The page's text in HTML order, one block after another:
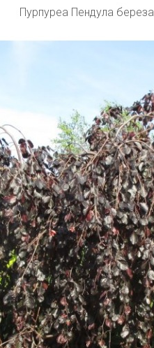
Пурпуреа Пендула береза